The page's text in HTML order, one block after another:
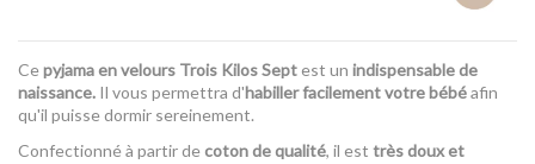
Cepyjama en velours Trois Kilos Sept est un indispensable de
naissance. Il vous permettra d'habiller facilement votre bébéafin
qu'il puisse dormir sereinement.
Confectionné à partir de coton de qualité, il est très doux et